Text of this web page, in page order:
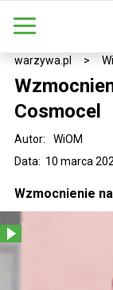
warzywa.pl >
Cosmocel
Data: 10 marca
Autor: WiOM
Wzmocnienie